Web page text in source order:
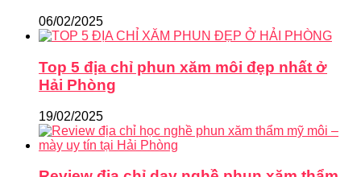
06/02/2025
Top 5 địa chỉ phun xăm môi đẹp nhất ở
Hải Phòng
19/02/2025